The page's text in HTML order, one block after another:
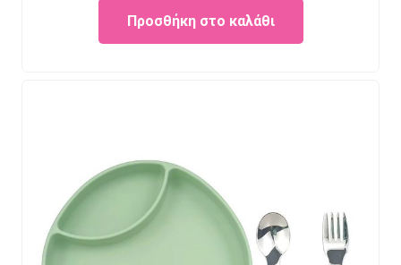
Προσθήκη στο καλάθι